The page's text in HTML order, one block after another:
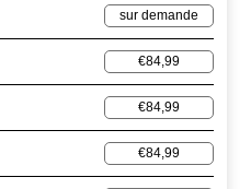
sur demande
€84,99
€84,99
€84,99